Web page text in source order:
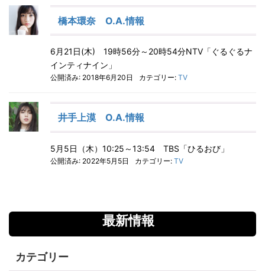
橋本環奈 O.A.情報
6月21日(木) 19時56分～20時54分NTV「ぐるぐるナ
インティナイン」
公開済み: 2018年6月20日 カテゴリー: TV
井手上漠 O.A.情報
5月5日（木）10:25～13:54 TBS「ひるおび」
公開済み: 2022年5月5日 カテゴリー: TV
最新情報
カテゴリー